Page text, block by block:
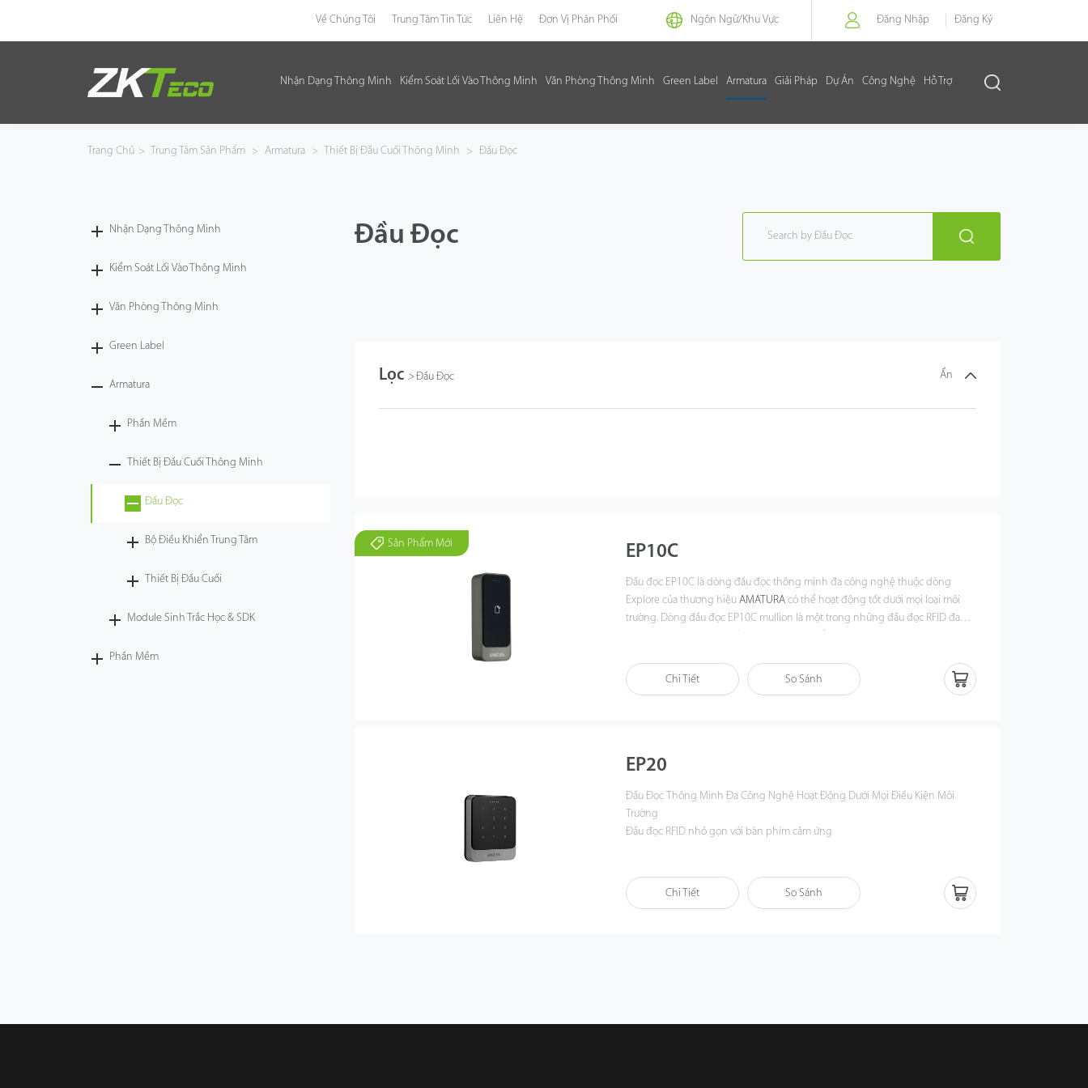
Về Chúng Tôi Trung Tâm Tin Tức Liên Hệ Đơn Vị Phân Phối Ngôn Ngữ/Khu Vực Đăng Nhập Đăng Ký
Nhận Dạng Thông Minh Kiểm Soát Lối Vào Thông Minh Văn Phòng Thông Minh Green Label Armatura Giải Pháp Dự Án Công Nghệ
Hỗ Trợ
Kiểm Soát Lối Vào Thông Minh
Trang Chủ > Trung Tâm Sản Phẩm > Armatura > Thiết Bị Đầu Cuối Thông Minh > Đầu Đọc
Nhận Dạng Thông Minh
Kiểm Soát Lối Vào Thông Minh
Văn Phòng Thông Minh
Green Label
Armatura
Phần Mềm
Thiết Bị Đầu Cuối Thông Minh
Đầu Đọc
Bộ Điều Khiển Trung Tâm
Thiết Bị Đầu Cuối
Module Sinh Trắc Học & SDK
Phần Mềm
Đầu Đọc
Lọc > Đầu Đọc Ẩn
Sản Phẩm Mới EP10C
Đầu đọc EP10C là dòng đầu đọc thông minh đa công nghệ thuộc dòng
Explore của thương hiệuAMATURA có thể hoạt động tốt dưới mọi loại môi
trường. Dòng đầu đọc EP10C mullion là một trong những đầu đọc RFID đa
khung cửa mullion hoặc bất kỳ bề mặt phẳng nào. Tùy chọn hộp đơn & Asian
/ European, khoảng cách hộp đơn có sẵn cho tất cả các loại môi trường lắp
Chi Tiết So Sánh
EP20
Đầu Đọc Thông Minh Đa Công Nghệ Hoạt Động Dưới Mọi Điều Kiện Môi
Trường
Đầu đọc RFID nhỏ gọn với bàn phím cảm ứng
Tiêu chuẩn chống va đập IK10
Tiêu chuẩn an toàn UL746C & chống cháy UL 94V-0
Chi Tiết So Sánh